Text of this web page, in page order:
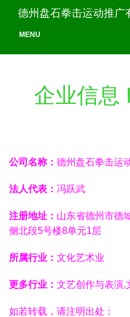
德州盘石拳击运动推广
MENU
企业信息
公司名称： 德州盘石拳击运
法人代表： 冯跃武
注册地址： 山东省德州市德
侧北段5号楼8单元1层
所属行业： 文化艺术业
更多行业： 文艺创作与表演,
如若转载，请注明出处：